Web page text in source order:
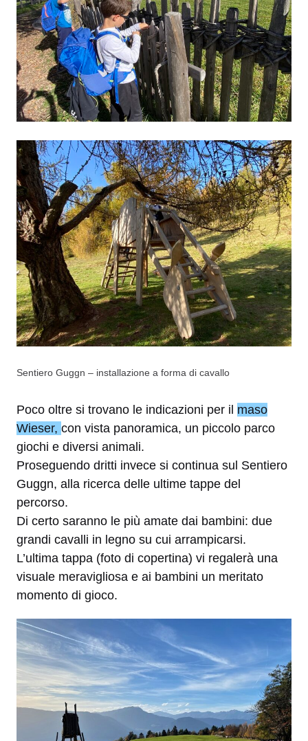
Sentiero Guggn – installazione a forma di cavallo
Poco oltre si trovano le indicazioni per il maso
Wieser, con vista panoramica, un piccolo parco
giochi e diversi animali.
Proseguendo dritti invece si continua sul Sentiero
Guggn, alla ricerca delle ultime tappe del
percorso.
Di certo saranno le più amate dai bambini: due
grandi cavalli in legno su cui arrampicarsi.
L’ultima tappa (foto di copertina) vi regalerà una
visuale meravigliosa e ai bambini un meritato
momento di gioco.